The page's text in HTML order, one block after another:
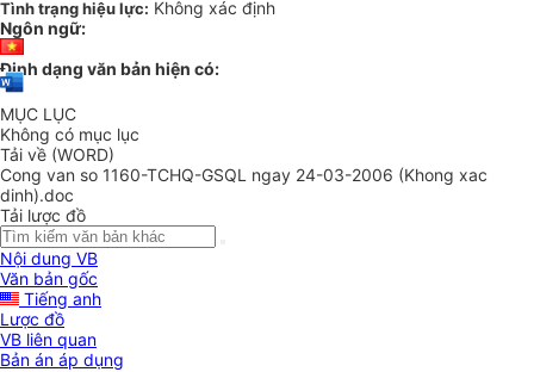
Tình trạng hiệu lực: Không xác định
Ngôn ngữ:
Định dạng văn bản hiện có:
MỤC LỤC
Không có mục lục
Tải về (WORD)
Cong van so 1160-TCHQ-GSQL ngay 24-03-2006 (Khong xac
dinh).doc
Tải lược đồ
Nội dung VB
Văn bản gốc
Tiếng anh
Lược đồ
VB liên quan
Bản án áp dụng